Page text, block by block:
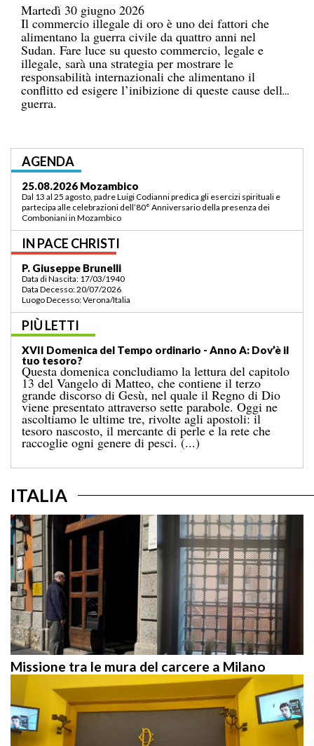
Martedì 30 giugno 2026
Il commercio illegale di oro è uno dei fattori che
alimentano la guerra civile da quattro anni nel
Sudan. Fare luce su questo commercio, legale e
illegale, sarà una strategia per mostrare le
responsabilità internazionali che alimentano il
conflitto ed esigere l’inibizione di queste cause della
guerra.
AGENDA
03.09.2026 Lomé/Togo
Padre Luigi Codianni e padre Elias Sindjalim partecipano dal 26 agosto al 3
settembre all’incontro della commissione ASCAF sulla riorganizzazione
della regione a Lomé/Togo
IN PACE CHRISTI
P. Bruno Bordonali
Data di Nascita: 01/07/1942
Data Decesso: 13/07/2026
Luogo Decesso: Verona /Italia
PIÙ LETTI
XIX Domenica del Tempo ordinario — Anno A:
“Comandami di venire verso di te!”
Il Vangelo di domenica scorsa ci raccontava il
miracolo della moltiplicazione dei pani per una
grande folla, in un luogo deserto, conclusosi con la
raccolta di dodici ceste colme di avanzi. A
quell’evento segue il noto episodio odierno, nel
quale Gesù cammina sul mare. [...]
Missione tra le mura del carcere a Milano